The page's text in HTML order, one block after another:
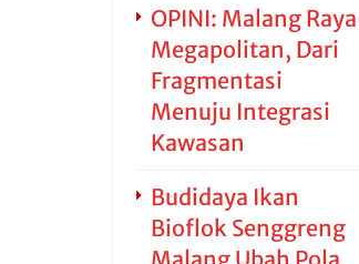
OPINI: Malang Raya
Megapolitan, Dari
Fragmentasi
Menuju Integrasi
Kawasan
Budidaya Ikan
Bioflok Senggreng